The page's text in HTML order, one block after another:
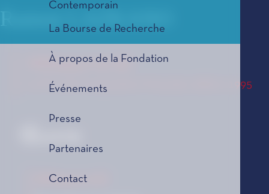
Contemporain
La Bourse de Recherche
À propos de la Fondation
Événements
Presse
Partenaires
Contact
Ramon LAZKANO
Hitzaurre bi
Le Prix de Composition Musicale, édition 1995
Hitzaurre bi